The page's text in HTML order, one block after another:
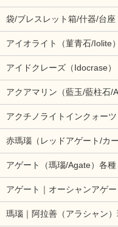
袋/ブレスレット箱/什器/台座
アイオライト（菫青石/Iolite）
アイドクレーズ（Idocrase）
アクアマリン（藍玉/藍柱石/
アクチノライトインクォーツ
赤瑪瑙（レッドアゲート/カ
アゲート（瑪瑙/Agate）各種
アゲート｜オーシャンアゲー
瑪瑙｜阿拉善（アラシャン